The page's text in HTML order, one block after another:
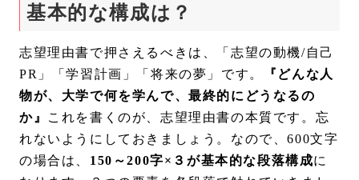
基本的な構成は？
志望理由書で押さえるべきは、「志望の動機/自己
PR」「学習計画」「将来の夢」です。
『どんな人
物が、大学で何を学んで、最終的にどうなるの
か』
これを書くのが、志望理由書の本質です。忘
れないようにしておきましょう。なので、600文字
の場合は、 150～200字×３が基本的な段落構成に